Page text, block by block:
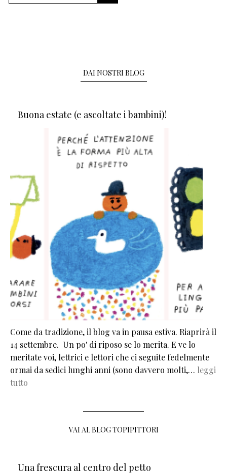
DAI NOSTRI BLOG
Buona estate (e ascoltate i bambini)!
Come da tradizione, il blog va in pausa estiva. Riaprirà il
14 settembre. Un po' di riposo se lo merita. E ve lo
meritate voi, lettrici e lettori che ci seguite fedelmente
ormai da sedici lunghi anni (sono davvero molti,… leggi
tutto
VAI AL BLOG TOPIPITTORI
Una frescura al centro del petto